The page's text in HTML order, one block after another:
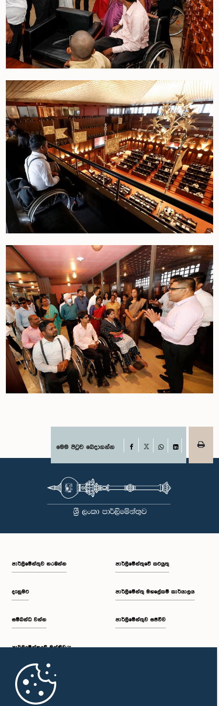
මෙම පිටුව බෙදාගන්න Facebook
පාර්ලි‌මේන්තුව නරඹන්න
දැනුමට
සම්බන්ධ වන්න
පාර්ලි‌මේන්තුවේ මන්ත්‍රීවරු
මුල් පිටුව
පාර්ලිමේන්තුවේ කටයුතු
පාර්ලිමේන්තු මහලේකම් කාර්යාලය
පාර්ලිමේන්තුව සජීවීව